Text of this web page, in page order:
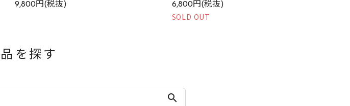
9,800円(税抜) 6,800円(税抜)
SOLD OUT
を探す
search